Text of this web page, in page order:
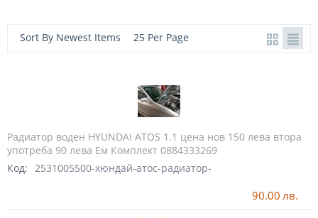
Sort By Newest Items 25 Per Page
Радиатор воден HYUNDAI ATOS 1.1 цена нов 150 лева втора
употреба 90 лева Ем Комплект 0884333269
Код: 2531005500-хюндай-атос-радиатор-
90.00 лв.